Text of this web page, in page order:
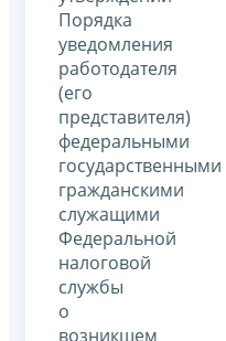
Порядка
уведомления
работодателя
(его
представителя)
федеральными
государственными
гражданскими
служащими
Федеральной
налоговой
службы
о
возникшем